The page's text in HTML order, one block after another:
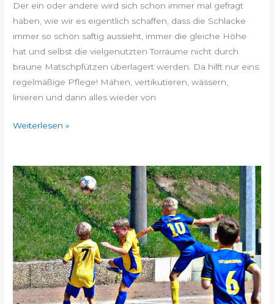
Der ein oder andere wird sich schon immer mal gefragt
haben, wie wir es eigentlich schaffen, dass die Schlacke
immer so schön saftig aussieht, immer die gleiche Höhe
hat und selbst die vielgenutzten Torräume nicht durch
braune Matschpfützen überlagert werden. Da hilft nur eins:
regelmäßige Pflege! Mähen, vertikutieren, wässern,
linieren und dann alles wieder von
Weiterlesen »
Wiedergutmachung
-
Viererpack
–
Sieg
zum
Abschluss!